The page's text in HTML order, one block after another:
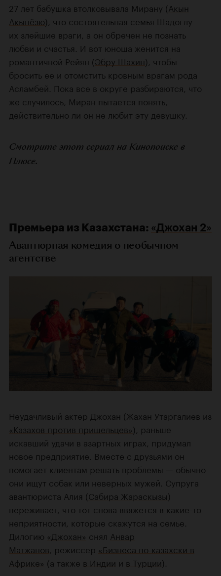
27 лет бабушка втолковывала Мирану (Акын
Акынёзю), что состоятельная семья Шадоглу —
их злейшие враги, а он обречен не познать
любви и счастья. И вот юноша женится на
романтичной Рейян (Эбру Шахин), чтобы
бросить ее и отомстить кровным врагам рода
Асламбей. Пока все в округе разбираются, что
же случилось, Миран пытается понять,
действительно ли он не любит эту девушку.
Смотрите этот сериал на Кинопоиске в
Плюсе.
Премьера из Казахстана: «Джохан 2»
Авантюрная комедия о необычном
агентстве
Неудачливый актер Джохан (Жахан Утаргалиев из
«Казахов против пришельцев»), раньше
искавший удачи в азартных играх, придумал
новое предприятие. Вместе с друзьями он
помогает клиентам решать проблемы — обычно
они ищут собак или неверных мужей. Супруга
авантюриста Алия (Сабира Жараскызы)
переживает, что тот снова ввяжется в какие-то
неприятности, которые скажутся на семье.
Дилогию «Джохан» снял Анвар
Матжанов , режиссер «Бизнеса по-казахски в
Африке» (а также в Индии и в Турции).